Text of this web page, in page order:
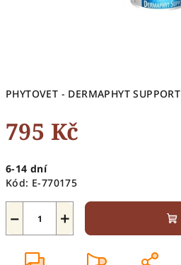
PHYTOVET - DERMAPHYT SUPPORT
795 Kč
cena:
6-14 dní
Kód: E-770175
+
−